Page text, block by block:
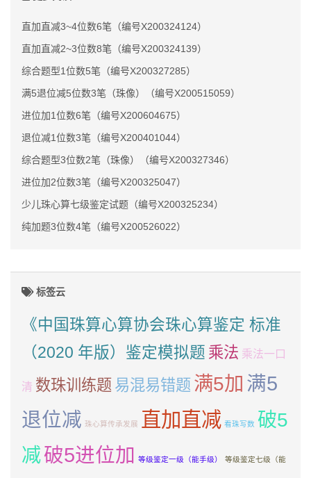
直加直减3~4位数6笔（编号X200324124）
直加直减2~3位数8笔（编号X200324139）
综合题型1位数5笔（编号X200327285）
满5退位减5位数3笔（珠像）（编号X200515059）
进位加1位数6笔（编号X200604675）
退位减1位数3笔（编号X200401044）
综合题型3位数2笔（珠像）（编号X200327346）
进位加2位数3笔（编号X200325047）
少儿珠心算七级鉴定试题（编号X200325234）
纯加题3位数4笔（编号X200526022）
标签云
《中国珠算心算协会珠心算鉴定 标准
（2020 年版）鉴定模拟题 乘法 乘法一口
清 数珠训练题 易混易错题 满5加 满5
退位减 珠心算传承发展 直加直减 看珠写数 破5
减破5进位加 等级鉴定一级（能手级） 等级鉴定七级（能